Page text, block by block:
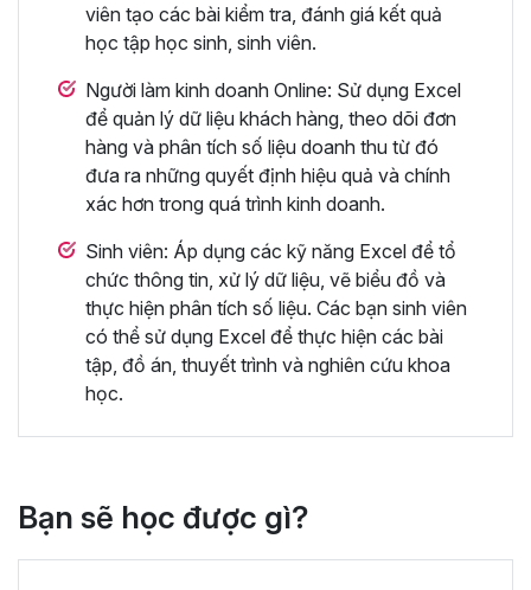
viên tạo các bài kiểm tra, đánh giá kết quả
học tập học sinh, sinh viên.
Người làm kinh doanh Online: Sử dụng Excel
để quản lý dữ liệu khách hàng, theo dõi đơn
hàng và phân tích số liệu doanh thu từ đó
đưa ra những quyết định hiệu quả và chính
xác hơn trong quá trình kinh doanh.
Sinh viên: Áp dụng các kỹ năng Excel để tổ
chức thông tin, xử lý dữ liệu, vẽ biểu đồ và
thực hiện phân tích số liệu. Các bạn sinh viên
có thể sử dụng Excel để thực hiện các bài
tập, đồ án, thuyết trình và nghiên cứu khoa
học.
Bạn sẽ học được gì?